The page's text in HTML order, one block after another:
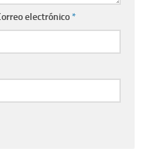
electrónico*